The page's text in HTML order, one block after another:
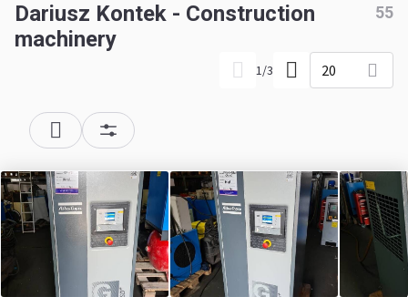
Dariusz Kontek - Construction
machinery
55
1/3 20